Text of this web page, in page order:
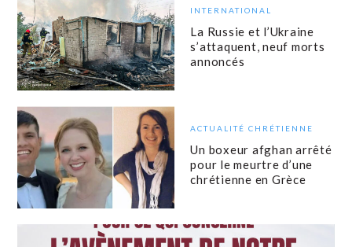
INTERNATIONAL
La Russie et l’Ukraine
s’attaquent, neuf morts
annoncés
ACTUALITÉ CHRÉTIENNE
Un boxeur afghan arrêté
pour le meurtre d’une
chrétienne en Grèce